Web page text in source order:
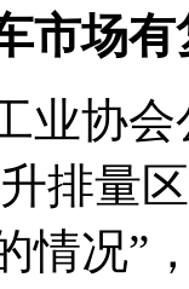
市场
业协
排量
情况”